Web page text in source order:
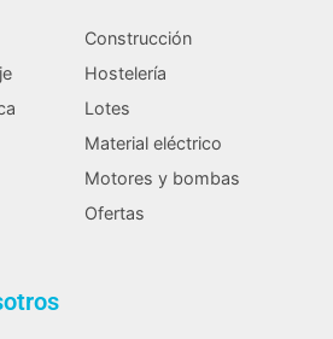
Construcción
Hostelería
Lotes
Material eléctrico
Motores y bombas
Ofertas